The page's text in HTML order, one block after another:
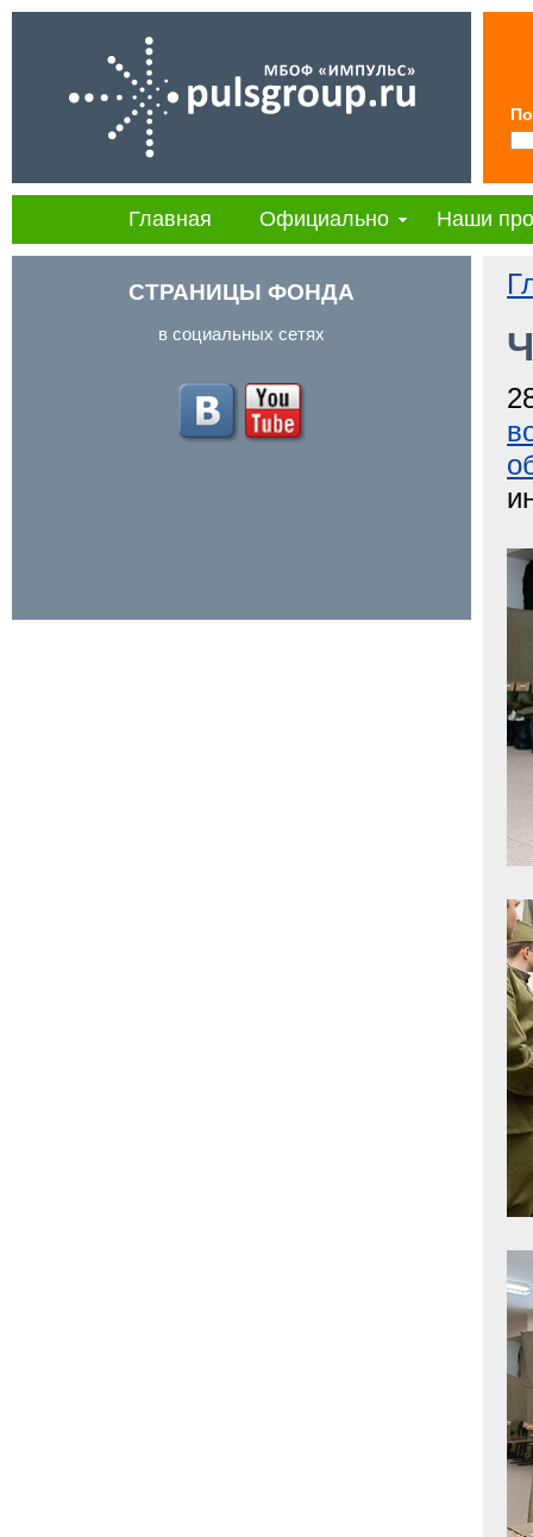
Главная Официально Наши
СТРАНИЦЫ ФОНДА
в социальных сетях